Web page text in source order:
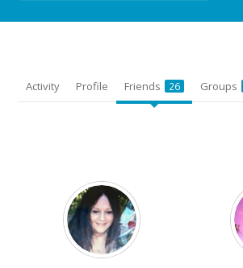
Activity Profile Friends 26 Groups
Friends